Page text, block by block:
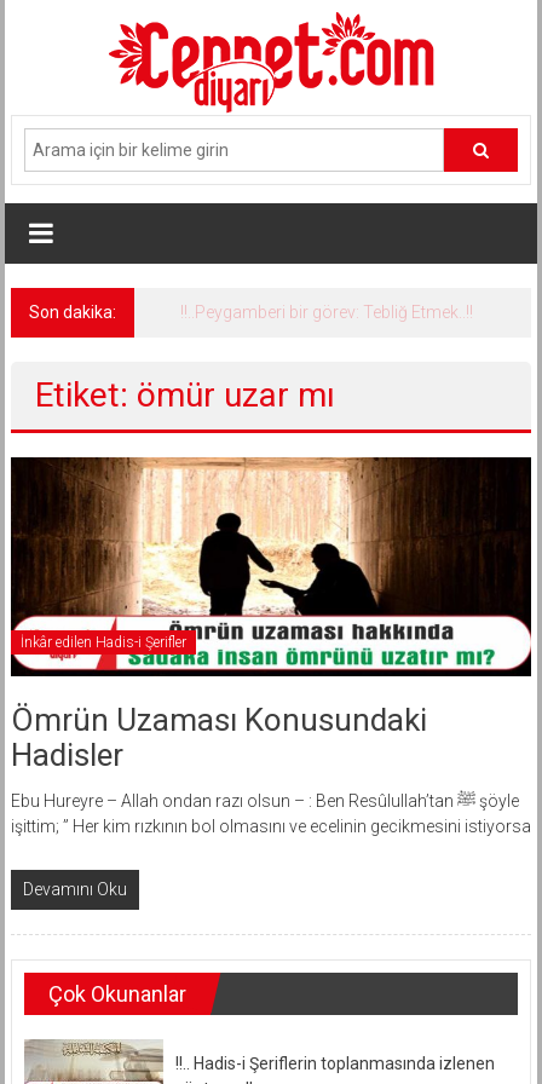
Son dakika: !!..Peygamberi bir görev: Tebliğ Etmek..!!
Etiket: ömür uzar mı
İnkâr edilen Hadis-i Şerifler
Ömrün Uzaması Konusundaki
Hadisler
Ebu Hureyre – Allah ondan razı olsun – : Ben Resûlullah’tan ﷺ şöyle
işittim; ” Her kim rızkının bol olmasını ve ecelinin gecikmesini istiyorsa
Devamını Oku
Çok Okunanlar
!!.. Hadis-i Şeriflerin toplanmasında izlenen